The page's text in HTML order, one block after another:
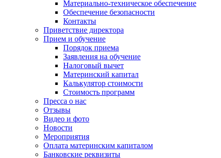
Материально-техническое обеспечение
Обеспечение безопасности
Контакты
Приветствие директора
Прием и обучение
Порядок приема
Заявления на обучение
Налоговый вычет
Материнский капитал
Калькулятор стоимости
Стоимость программ
Пресса о нас
Отзывы
Видео и фото
Новости
Мероприятия
Оплата материнским капиталом
Банковские реквизиты